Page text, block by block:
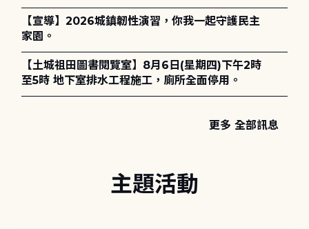
造成不便，敬請見諒。
【宣導】2026城鎮韌性演習，你我一起守護民主
家園。
【土城祖田圖書閱覽室】8月6日(星期四)下午2時
至5時 地下室排水工程施工，廁所全面停用。
更多 全部訊息
主題活動